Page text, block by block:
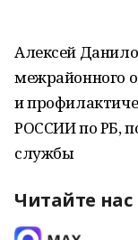
Алексей
межрайонного
и
РОССИИ по РБ,
службы
Читайте нас